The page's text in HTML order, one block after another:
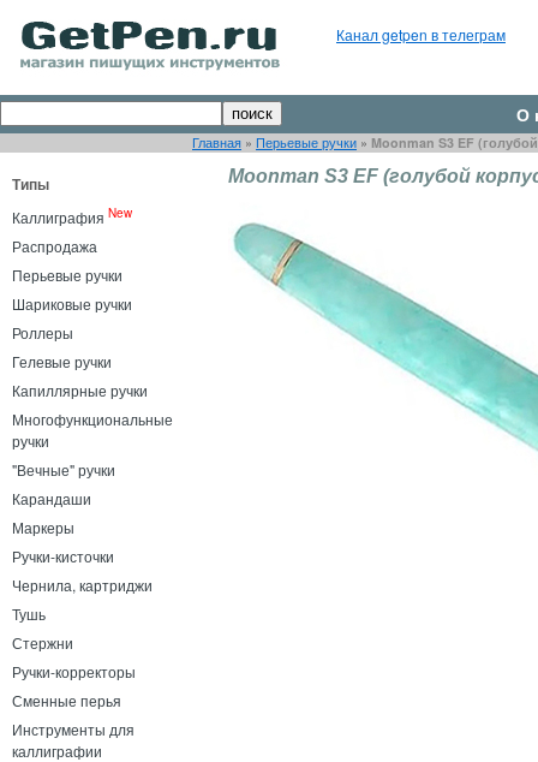
Канал getpen в телеграм
О
Главная » Перьевые ручки » Moonman S3 EF
Типы
Каллиграфия New
Распродажа
Перьевые ручки
Шариковые ручки
Роллеры
Гелевые ручки
Капиллярные ручки
Многофункциональные
ручки
"Вечные" ручки
Карандаши
Маркеры
Ручки-кисточки
Чернила, картриджи
Тушь
Стержни
Ручки-корректоры
Сменные перья
Инструменты для
каллиграфии
Moonman S3 EF (голубой